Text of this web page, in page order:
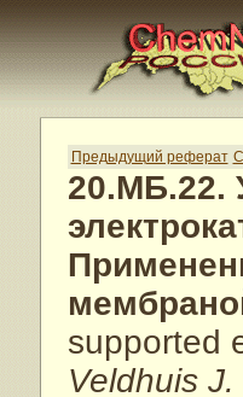
Предыдущий реферат
20.МБ.22.
supported
Veldhuis